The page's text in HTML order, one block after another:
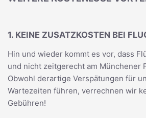
1. KEINE ZUSATZKOSTEN BEI
Hin und wieder kommt es vor, dass
und nicht zeitgerecht am Münchener
Obwohl derartige Verspätungen für
Wartezeiten führen, verrechnen wir
Gebühren!